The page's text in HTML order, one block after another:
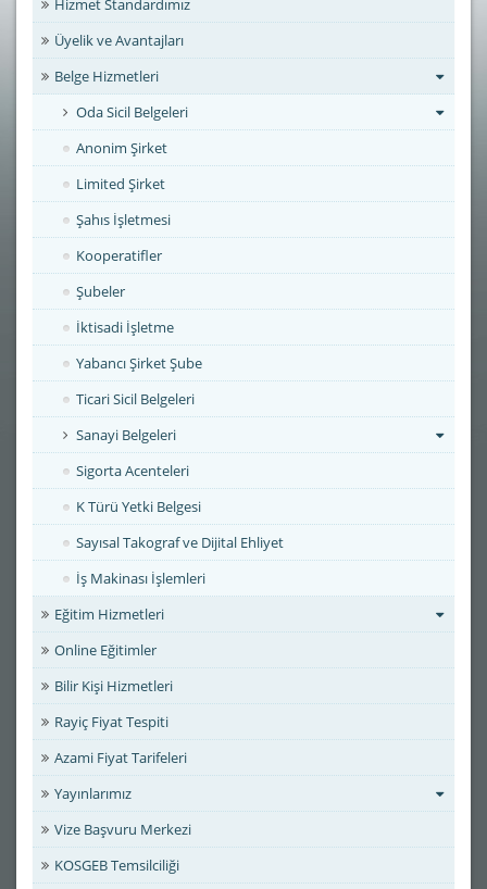
Hizmet Standardımız
Üyelik ve Avantajları
Belge Hizmetleri
Oda Sicil Belgeleri
Anonim Şirket
Limited Şirket
Şahıs İşletmesi
Kooperatifler
Şubeler
İktisadi İşletme
Yabancı Şirket Şube
Ticari Sicil Belgeleri
Sanayi Belgeleri
Sigorta Acenteleri
K Türü Yetki Belgesi
Sayısal Takograf ve Dijital Ehliyet
İş Makinası İşlemleri
Eğitim Hizmetleri
Online Eğitimler
Bilir Kişi Hizmetleri
Rayiç Fiyat Tespiti
Azami Fiyat Tarifeleri
Yayınlarımız
Vize Başvuru Merkezi
KOSGEB Temsilciliği